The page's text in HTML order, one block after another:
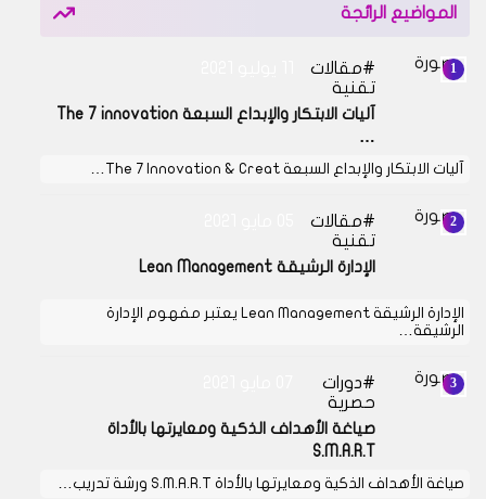
المواضيع الرائجة
مقالات
تقنية
آليات الابتكار والإبداع السبعة The 7 innovation
…
آليات الابتكار والإبداع السبعة The 7 Innovation & Creat…
مقالات
تقنية
الإدارة الرشيقة Lean Management
الإدارة الرشيقة Lean Management يعتبر مفهوم الإدارة
الرشيقة…
دورات
حصرية
صياغة الأهداف الذكية ومعايرتها بالأداة
S.M.A.R.T
صياغة الأهداف الذكية ومعايرتها بالأداة S.M.A.R.T ورشة تدريب…